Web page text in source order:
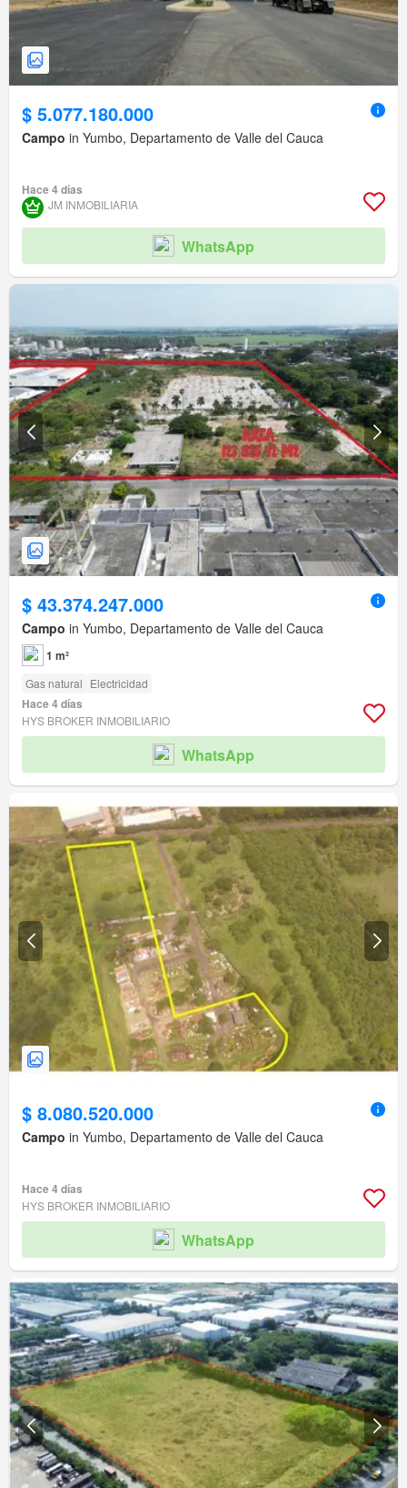
$ 5.077.180.000
Campo in Yumbo, Departamento de Valle del Cauca
Hace 4 días
JM INMOBILIARIA
WhatsApp
$ 43.374.247.000
Campo in Yumbo, Departamento de Valle del Cauca
1 m²
Gas natural Electricidad
Hace 4 días
HYS BROKER INMOBILIARIO
WhatsApp
$ 8.080.520.000
Campo in Yumbo, Departamento de Valle del Cauca
Hace 4 días
HYS BROKER INMOBILIARIO
WhatsApp